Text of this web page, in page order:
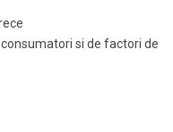
si de factori de